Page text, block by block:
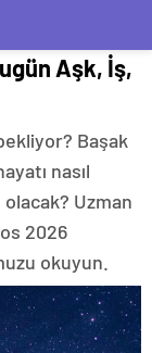
Aşk, İş,
Başak
nasıl
Uzman
2026
okuyun.